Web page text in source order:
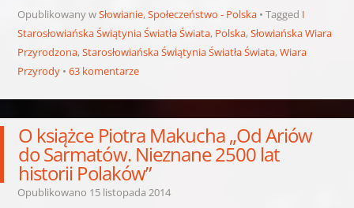
Opublikowany wSłowianie,Społeczeństwo - Polska Tagged I
Starosłowiańska Świątynia Światła Świata, Polska,Słowiańska Wiara
Przyrodzona,Starosłowiańska Świątynia Światła Świata,Wiara
Przyrody
63 komentarze
O książce Piotra Makucha „Od Ariów
do Sarmatów. Nieznane 2500 lat
historii Polaków”
Opublikowano 15 listopada 2014